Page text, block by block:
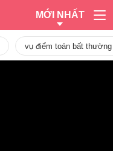
MỚI NHẤT
vụ điểm toán bất